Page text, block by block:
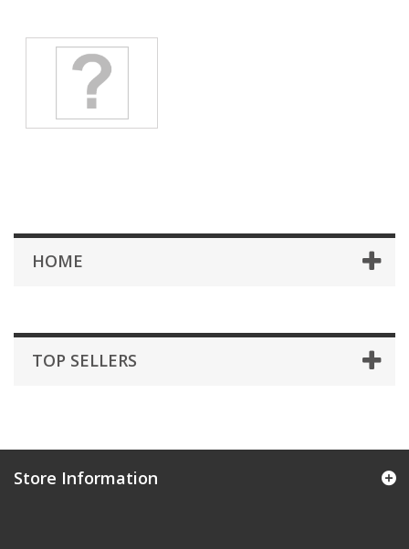
HOME
TOP SELLERS
Store Information